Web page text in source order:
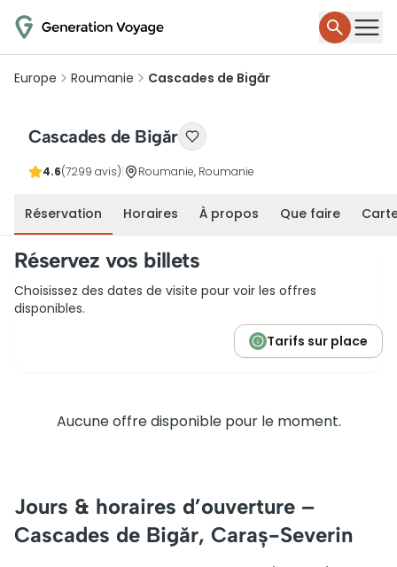
Europe Roumanie Cascades de Bigăr
Cascades de Bigăr
4.6(7299 avis) Roumanie, Roumanie
Réservation Horaires À propos Que faire
Réservez vos billets
Choisissez des dates de visite pour voir les offres
disponibles.
Tarifs sur place
Aucune offre disponible pour le moment.
Jours & horaires d’ouverture –
Cascades de Bigăr, Caraș-Severin